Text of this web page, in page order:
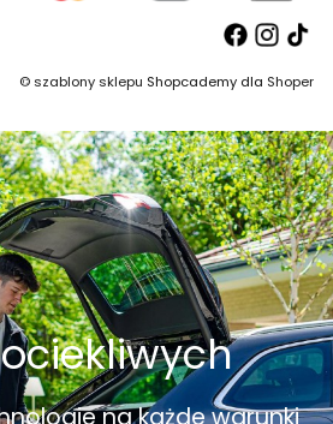
©szablony sklepu Shopcademy dla Shoper
na każde warunki